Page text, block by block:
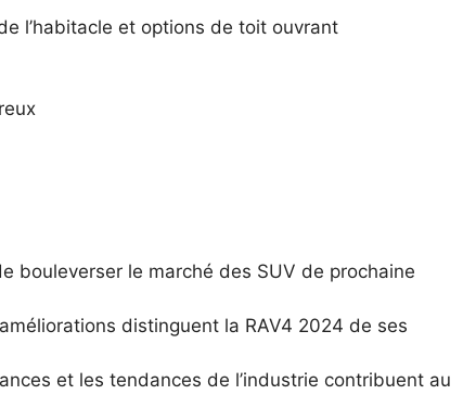
l’habitacle et options de toit ouvrant
bouleverser le marché des SUV de prochaine
distinguent la RAV4 2024 de ses
et les tendances de l’industrie contribuent au